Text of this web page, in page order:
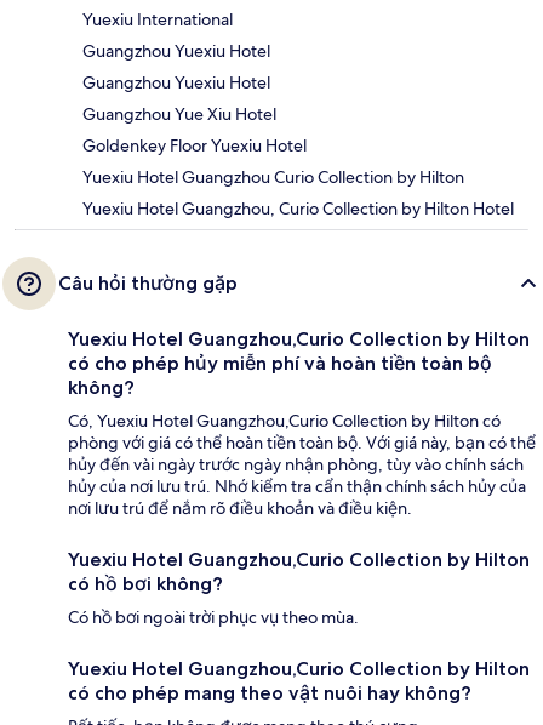
Yuexiu International
Guangzhou Yuexiu Hotel
Guangzhou Yuexiu Hotel
Guangzhou Yue Xiu Hotel
Goldenkey Floor Yuexiu Hotel
Yuexiu Hotel Guangzhou Curio Collection by Hilton
Yuexiu Hotel Guangzhou, Curio Collection by Hilton Hotel
Câu hỏi thường gặp
Yuexiu Hotel Guangzhou,Curio Collection by Hilton
có cho phép hủy miễn phí và hoàn tiền toàn bộ
không?
Có, Yuexiu Hotel Guangzhou,Curio Collection by Hilton có
phòng với giá có thể hoàn tiền toàn bộ. Với giá này, bạn có thể
hủy đến vài ngày trước ngày nhận phòng, tùy vào chính sách
hủy của nơi lưu trú. Nhớ kiểm tra cẩn thận chính sách hủy của
nơi lưu trú để nắm rõ điều khoản và điều kiện.
Yuexiu Hotel Guangzhou,Curio Collection by Hilton
có hồ bơi không?
Có hồ bơi ngoài trời phục vụ theo mùa.
Yuexiu Hotel Guangzhou,Curio Collection by Hilton
có cho phép mang theo vật nuôi hay không?